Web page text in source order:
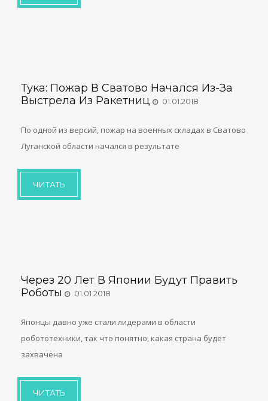
Тука: Пожар В Сватово Начался Из-За
Выстрела Из Ракетниц
01.01.2018
По одной из версий, пожар на военных складах в Сватово
Луганской области начался в результате
ЧИТАТЬ
Через 20 Лет В Японии Будут Править
Роботы
01.01.2018
Японцы давно уже стали лидерами в области
робототехники, так что понятно, какая страна будет
захвачена
ЧИТАТЬ